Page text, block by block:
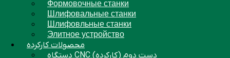
Формовочные станки
Шлифовальные станки
Шлифовльные станки
Элитное устройство
محصولات کارکرده
دستگاه CNC دست دوم (کارکرده)